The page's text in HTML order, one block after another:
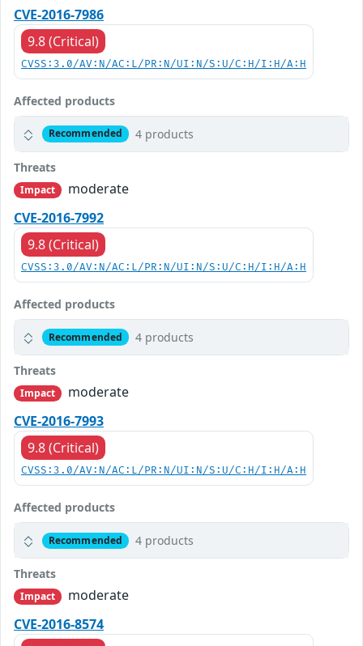
CVE-2016-7986
9.8 (Critical)
CVSS:3.0/AV:N/AC:L/PR:N/UI:N/S:U/C:H/I:H/A:H
Affected products
Recommended 4 products
Threats
Impact
moderate
CVE-2016-7992
9.8 (Critical)
CVSS:3.0/AV:N/AC:L/PR:N/UI:N/S:U/C:H/I:H/A:H
Affected products
Recommended 4 products
Threats
Impact
moderate
CVE-2016-7993
9.8 (Critical)
CVSS:3.0/AV:N/AC:L/PR:N/UI:N/S:U/C:H/I:H/A:H
Affected products
Recommended 4 products
Threats
Impact
moderate
CVE-2016-8574